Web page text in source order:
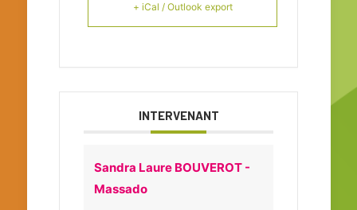
+ iCal / Outlook export
INTERVENANT
Sandra Laure BOUVEROT -
Massado